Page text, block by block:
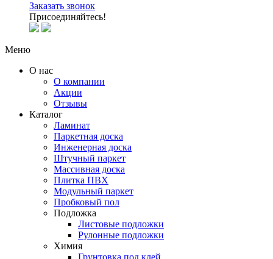
Заказать звонок
Присоединяйтесь!
Меню
О нас
О компании
Акции
Отзывы
Каталог
Ламинат
Паркетная доска
Инженерная доска
Штучный паркет
Массивная доска
Плитка ПВХ
Модульный паркет
Пробковый пол
Подложка
Листовые подложки
Рулонные подложки
Химия
Грунтовка под клей